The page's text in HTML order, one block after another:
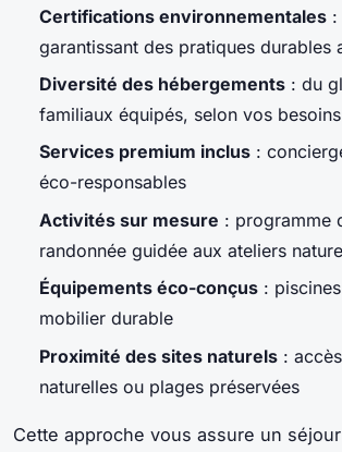
Certifications environnementales :
garantissant des pratiques durables
Diversité des hébergements : du
familiaux équipés, selon vos besoins
Services premium inclus :
éco-responsables
Activités sur mesure : programme
randonnée guidée aux ateliers nature
Équipements éco-conçus :
mobilier durable
Proximité des sites naturels :
naturelles ou plages préservées
Cette approche vous assure un